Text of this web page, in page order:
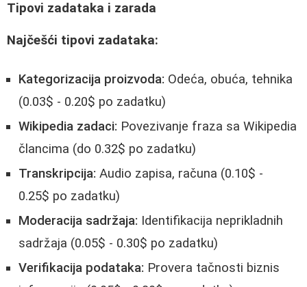
Tipovi zadataka i zarada
Najčešći tipovi zadataka:
Kategorizacija proizvoda: Odeća, obuća, tehnika
(0.03$ - 0.20$ po zadatku)
Wikipedia zadaci: Povezivanje fraza sa Wikipedia
člancima (do 0.32$ po zadatku)
Transkripcija: Audio zapisa, računa (0.10$ -
0.25$ po zadatku)
Moderacija sadržaja: Identifikacija neprikladnih
sadržaja (0.05$ - 0.30$ po zadatku)
Verifikacija podataka: Provera tačnosti biznis